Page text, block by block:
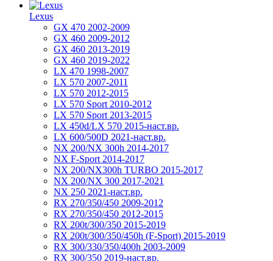
Lexus
GX 470 2002-2009
GX 460 2009-2012
GX 460 2013-2019
GX 460 2019-2022
LX 470 1998-2007
LX 570 2007-2011
LX 570 2012-2015
LX 570 Sport 2010-2012
LX 570 Sport 2013-2015
LX 450d/LX 570 2015-наст.вр.
LX 600/500D 2021-наст.вр.
NX 200/NX 300h 2014-2017
NX F-Sport 2014-2017
NX 200/NX300h TURBO 2015-2017
NX 200/NX 300 2017-2021
NX 250 2021-наст.вр.
RX 270/350/450 2009-2012
RX 270/350/450 2012-2015
RX 200t/300/350 2015-2019
RX 200t/300/350/450h (F-Sport) 2015-2019
RX 300/330/350/400h 2003-2009
RX 300/350 2019-наст.вр.